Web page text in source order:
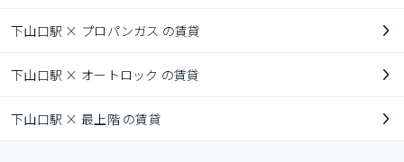
下山口駅 × プロパンガス の賃貸
下山口駅 × オートロック の賃貸
下山口駅 × 最上階 の賃貸